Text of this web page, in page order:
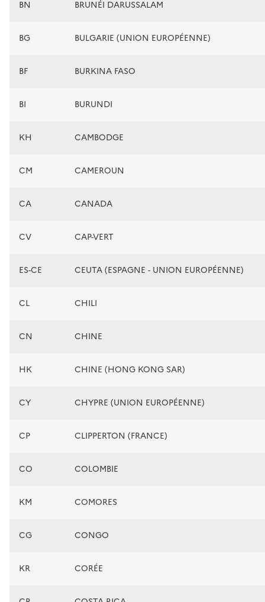
BN BRUNÉI DARUSSALAM
BG BULGARIE (UNION EUROPÉENNE)
BF BURKINA FASO
BI BURUNDI
KH CAMBODGE
CM CAMEROUN
CA CANADA
CV CAP-VERT
ES-CE CEUTA (ESPAGNE - UNION EUROPÉENNE)
CL CHILI
CN CHINE
HK CHINE (HONG KONG SAR)
CY CHYPRE (UNION EUROPÉENNE)
CP CLIPPERTON (FRANCE)
CO COLOMBIE
KM COMORES
CG CONGO
KR CORÉE